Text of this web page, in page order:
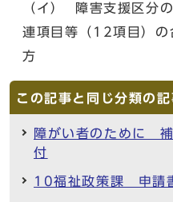
（イ） 障害支援区分
連項目等（12項目）
方
この記事と同じ分類の記
障がい者のために
付
10福祉政策課 申請